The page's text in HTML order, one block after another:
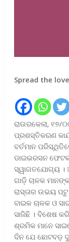
Spread the love
ରାଉରକେଲା, ୧୭/
ପ୍ରଶସ୍ତିକରଣ
ବର୍ତମାନ
ଡାଇଭରସନ
ସ୍ୱାଗତଯୋଗ୍ୟ ।
ଗାଡ଼ି ଚାଳକ
ରାସ୍ତାର ଉଭୟ
ବାଇକ ଚାଳକ ଓ
ସାଜିଛି । ବିଶେଷ
ଶ୍ରମିକ ମାନେ
ଦିନ ଯେ ଛୋଟବଡ଼